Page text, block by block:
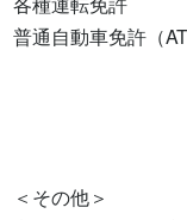
普通自動車免許（
＜その他＞